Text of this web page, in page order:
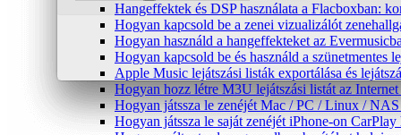
Hangeffektek és DSP használata a Flacboxban:
Hogyan kapcsold be a zenei vizualizálót
Hogyan használd a hangeffekteket az
Hogyan kapcsold be és használd a szünetmentes
Apple Music lejátszási listák exportálása és
Hogyan hozz létre M3U lejátszási listát az
Hogyan játssza le zenéjét Mac / PC / Linux /
Hogyan játssza le saját zenéjét iPhone-on CarPlay